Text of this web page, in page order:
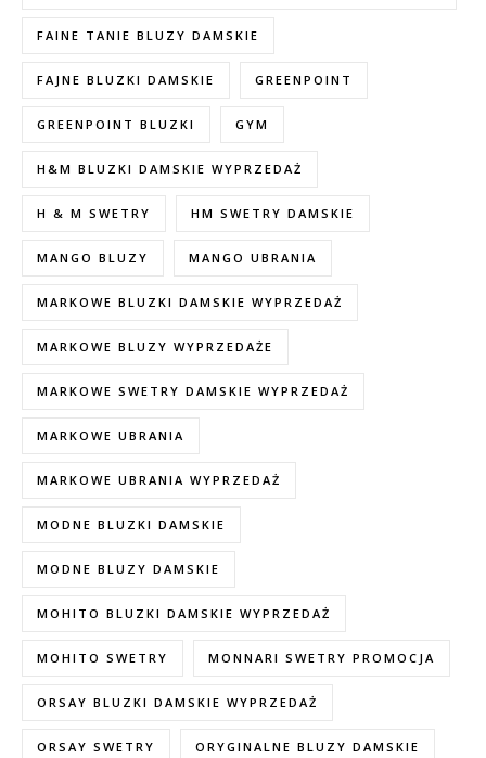
FAINE TANIE BLUZY DAMSKIE
FAJNE BLUZKI DAMSKIE GREENPOINT
GREENPOINT BLUZKI GYM
H&M BLUZKI DAMSKIE WYPRZEDAŻ
H & M SWETRY HM SWETRY DAMSKIE
MANGO BLUZY MANGO UBRANIA
MARKOWE BLUZKI DAMSKIE WYPRZEDAŻ
MARKOWE BLUZY WYPRZEDAŻE
MARKOWE SWETRY DAMSKIE WYPRZEDAŻ
MARKOWE UBRANIA
MARKOWE UBRANIA WYPRZEDAŻ
MODNE BLUZKI DAMSKIE
MODNE BLUZY DAMSKIE
MOHITO BLUZKI DAMSKIE WYPRZEDAŻ
MOHITO SWETRY MONNARI SWETRY PROMOCJA
ORSAY BLUZKI DAMSKIE WYPRZEDAŻ
ORSAY SWETRY ORYGINALNE BLUZY DAMSKIE